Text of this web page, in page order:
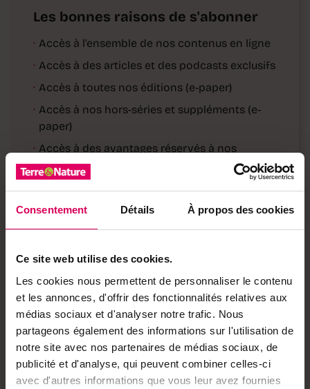
Consentement Détails À propos des cookies
Ce site web utilise des cookies.
Les cookies nous permettent de personnaliser le contenu
et les annonces, d'offrir des fonctionnalités relatives aux
médias sociaux et d'analyser notre trafic. Nous
partageons également des informations sur l'utilisation de
notre site avec nos partenaires de médias sociaux, de
publicité et d'analyse, qui peuvent combiner celles-ci
avec d'autres informations que vous leur avez fournies
Les bonnes raisons de s'abonner
· Accès à l'ensemble de nos contenus en ligne
· Accès à des articles et des podcasts exclusifs
· Accès à toutes nos éditions (e-paper)
· Accès à nos hors-séries et suppléments (e-
paper)
· Accès à des avantages réservés à nos
abonnés
Déjà abonné·e ? → Se connecter
Achetez local sur
notre boutique
Découvrez les produits
À lire aussi